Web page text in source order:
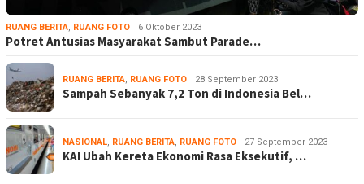
RUANG BERITA, RUANG FOTO 6 Oktober 2023
Potret Antusias Masyarakat Sambut Parade…
RUANG BERITA, RUANG FOTO 28 September 2023
Sampah Sebanyak 7,2 Ton di Indonesia Bel…
NASIONAL, RUANG BERITA, RUANG FOTO 27 September 2023
KAI Ubah Kereta Ekonomi Rasa Eksekutif, …